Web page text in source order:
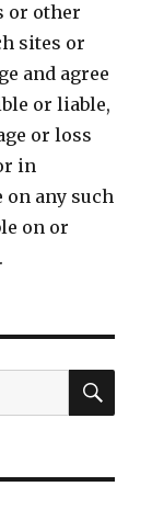
or other
sites or
and agree
or liable,
or loss
in
any such
on or
検